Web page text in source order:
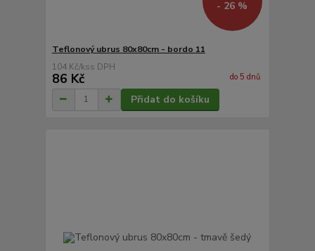
- 26 %
Teflonový ubrus 80x80cm - bordo 11
104 Kč/ks
86 Kč do 5 dnů
Přidat do košíku